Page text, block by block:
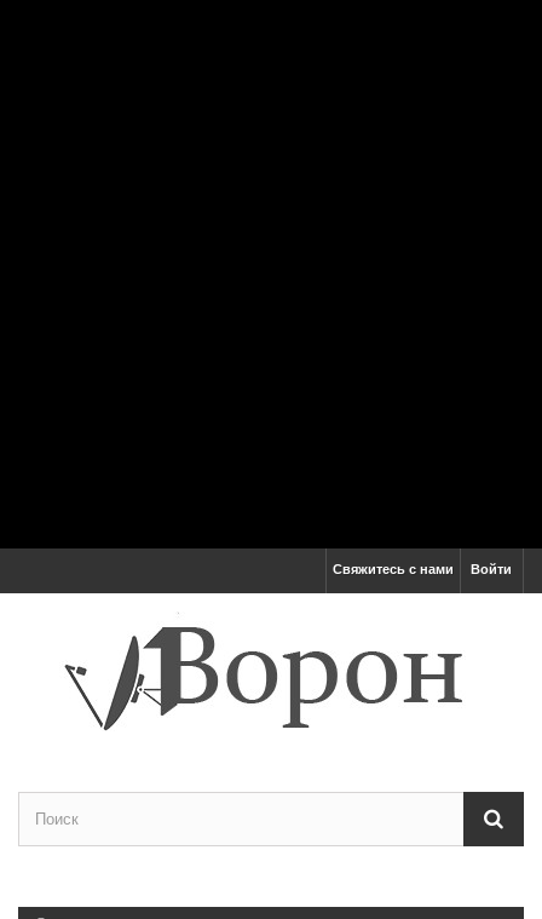
Войти
Свяжитесь с нами